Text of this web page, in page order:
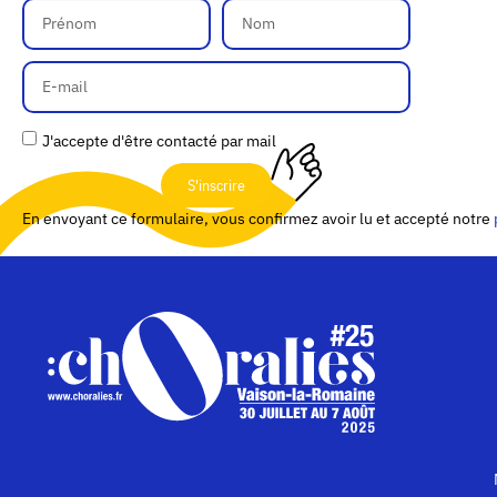
J'accepte d'être contacté par mail
S'inscrire
En envoyant ce formulaire, vous confirmez avoir lu et accepté notre